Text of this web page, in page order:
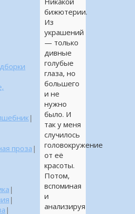
бижютерии.
Из
украшений
— только
дивные
голубые
глаза, но
большего
и не
нужно
было. И
так у меня
случилось
головокружение
от её
красоты.
Потом,
вспоминая
и
анализируя
|
проза |
|
|
|